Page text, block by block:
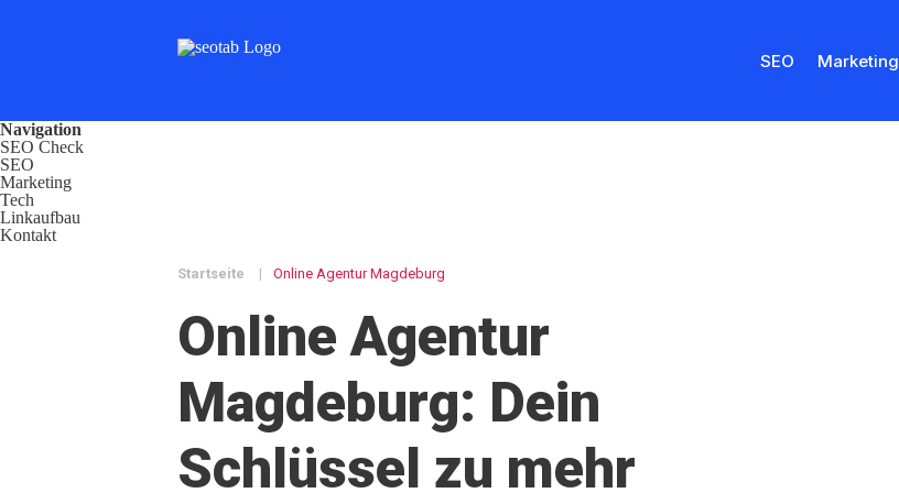
SEO Marketing
Navigation
SEO Check
SEO
Marketing
Tech
Linkaufbau
Kontakt
Startseite | Online Agentur Magdeburg
Online Agentur
Magdeburg: Dein
Schlüssel zu mehr